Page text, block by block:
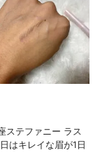
ステファニー ラス
は⁠キレイな眉が1日